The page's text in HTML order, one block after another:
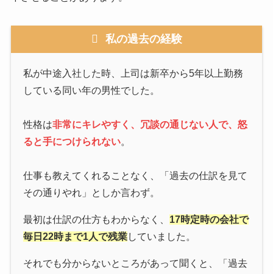
私の過去の経験
私が中途入社した時、上司は新卒から5年以上勤務
している同い年の男性でした。
性格は非常にキレやすく、冗談の通じない人で、怒
ると手につけられない。
仕事も教えてくれることなく、「過去の仕訳を見て
その通りやれ」としか言わず。
最初は仕訳の仕方もわからなく、 17時定時の会社で
毎日22時まで1人で残業していました。
それでも分からないところがあって聞くと、「過去